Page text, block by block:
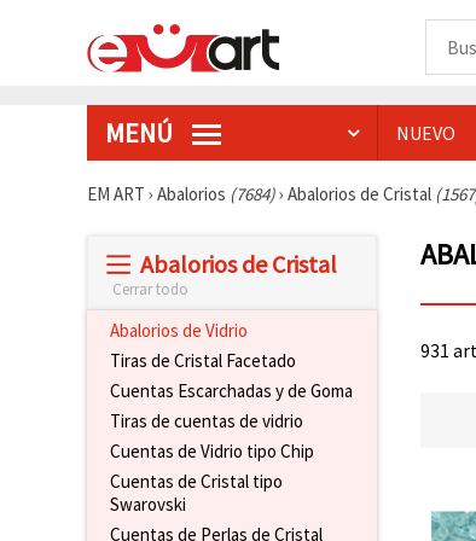
MENÚ NUEVO
EM ART › Abalorios (7684)› Abalorios de Cristal
Abalorios de Cristal
Cerrar todo
Abalorios de Vidrio
Tiras de Cristal Facetado
Cuentas Escarchadas y de Goma
Tiras de cuentas de vidrio
Cuentas de Vidrio tipo Chip
Cuentas de Cristal tipo
Swarovski
Cuentas de Perlas de Cristal
931